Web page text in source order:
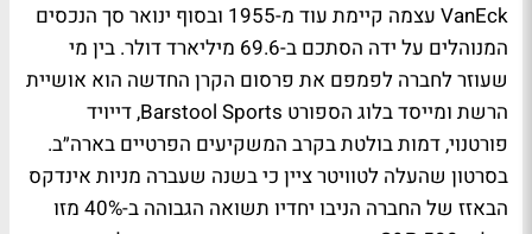
VanEck עצמה קיימת עוד מ-1955 ובסוף ינואר סך הנכסים
המנוהלים על ידה הסתכם ב-69.6 מיליארד דולר. בין מי
שעוזר לחברה לפמפם את פרסום הקרן החדשה הוא אושיית
הרשת ומייסד בלוג הספורט Barstool Sports, דייויד
פורטנוי, דמות בולטת בקרב המשקיעים הפרטיים בארה״ב.
בסרטון שהעלה לטוויטר ציין כי בשנה שעברה מניות אינדקס
הבאזז של החברה הניבו יחדיו תשואה הגבוהה ב-40% מזו